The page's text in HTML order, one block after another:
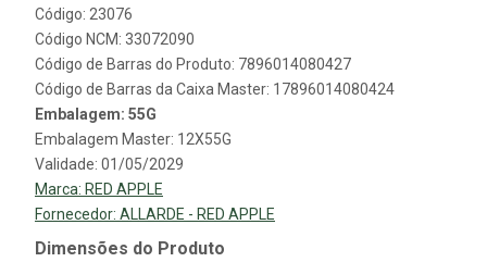
Código: 23076
Código NCM: 33072090
Código de Barras do Produto: 7896014080427
Código de Barras da Caixa Master: 17896014080424
Embalagem: 55G
Embalagem Master: 12X55G
Validade: 01/05/2029
Marca: RED APPLE
Fornecedor: ALLARDE - RED APPLE
Dimensões do Produto